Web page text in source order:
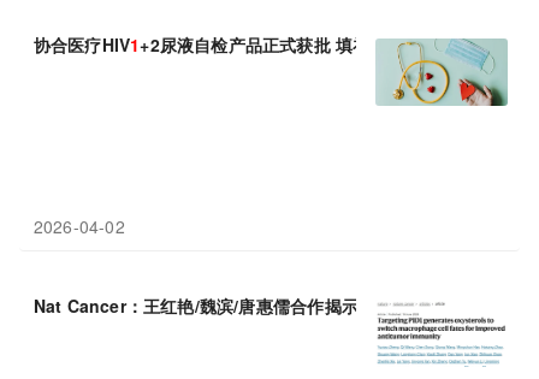
协合医疗HIV1+2尿液自检产品正式获批 填补HIV-2型尿液检测空白
2026-04-02
Nat Cancer：王红艳/魏滨/唐惠儒合作揭示癌症免疫治疗新靶点